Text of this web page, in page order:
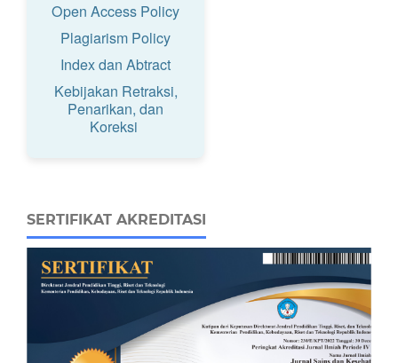
Open Access Policy
Plagiarism Policy
Index dan Abtract
Kebijakan Retraksi,
Penarikan, dan
Koreksi
SERTIFIKAT AKREDITASI